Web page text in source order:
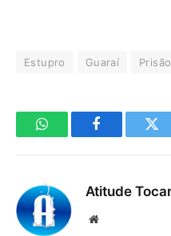
Estupro Guaraí Prisão
WhatsAppFacebook
Atitude
Site